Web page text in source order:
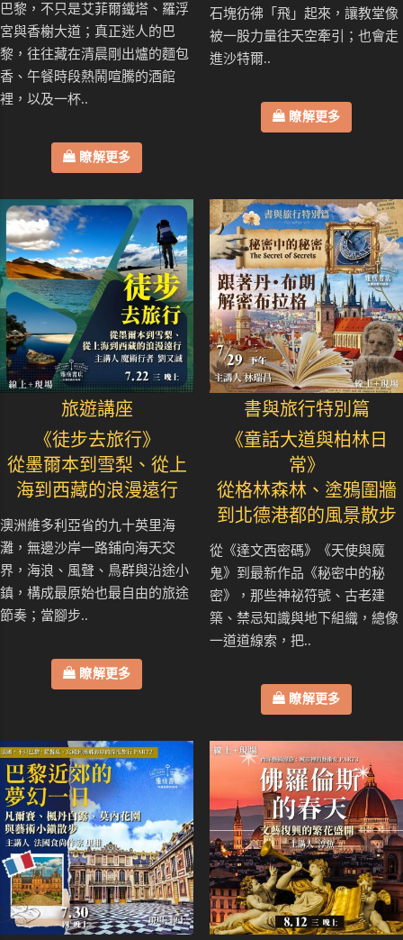
巴黎，不只是艾菲爾鐵塔、羅浮
宮與香榭大道；真正迷人的巴
黎，往往藏在清晨剛出爐的麵包
香、午餐時段熱鬧喧騰的酒館
裡，以及一杯..
瞭解更多
石塊彷彿「飛」起來，讓教堂像
被一股力量往天空牽引；也會走
進沙特爾..
瞭解更多
旅遊講座
《徒步去旅行》
從墨爾本到雪梨、從上
海到西藏的浪漫遠行
澳洲維多利亞省的九十英里海
灘，無邊沙岸一路鋪向海天交
界，海浪、風聲、鳥群與沿途小
鎮，構成最原始也最自由的旅途
節奏；當腳步..
瞭解更多
書與旅行特別篇
《童話大道與柏林日
常》
從格林森林、塗鴉圍牆
到北德港都的風景散步
從《達文西密碼》《天使與魔
鬼》到最新作品《秘密中的秘
密》，那些神祕符號、古老建
築、禁忌知識與地下組織，總像
一道道線索，把..
瞭解更多